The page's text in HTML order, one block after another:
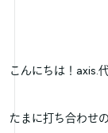
こんにちは！axis.
たまに打ち合わせ